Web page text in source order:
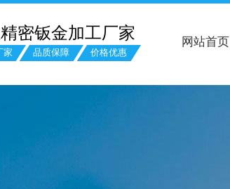
密钣金加工厂家
家 品质保障 价格优惠
网站首页